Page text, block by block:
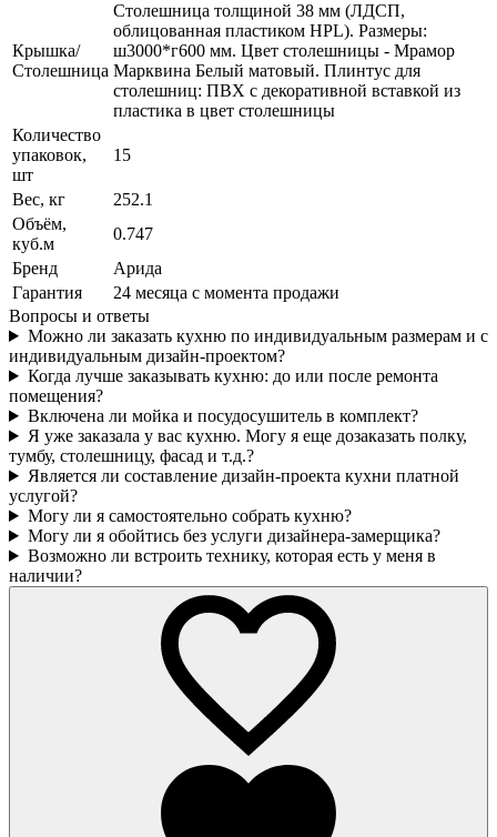
Крышка/
Столешница
Столешница толщиной 38 мм (ЛДСП,
облицованная пластиком HPL). Размеры:
ш3000*г600 мм. Цвет столешницы - Мрамор
Марквина Белый матовый. Плинтус для
столешниц: ПВХ с декоративной вставкой из
пластика в цвет столешницы
Количество
упаковок,
шт
15
Вес, кг
252.1
Объём,
куб.м
0.747
Бренд
Арида
Гарантия
24 месяца с момента продажи
Вопросы и ответы
Можно ли заказать кухню по индивидуальным размерам и с
индивидуальным дизайн-проектом?
Когда лучше заказывать кухню: до или после ремонта
помещения?
Включена ли мойка и посудосушитель в комплект?
Я уже заказала у вас кухню. Могу я еще дозаказать полку,
тумбу, столешницу, фасад и т.д.?
Является ли составление дизайн-проекта кухни платной
услугой?
Могу ли я самостоятельно собрать кухню?
Могу ли я обойтись без услуги дизайнера-замерщика?
Возможно ли встроить технику, которая есть у меня в
наличии?